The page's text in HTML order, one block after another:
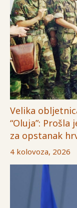
Velika
“Oluja”:
za opstanak
4 kolovoza, 2026